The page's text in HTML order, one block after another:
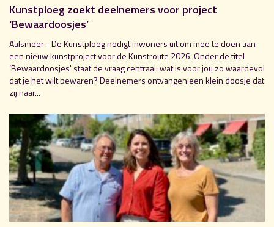
Kunstploeg zoekt deelnemers voor project
‘Bewaardoosjes’
Aalsmeer - De Kunstploeg nodigt inwoners uit om mee te doen aan
een nieuw kunstproject voor de Kunstroute 2026. Onder de titel
‘Bewaardoosjes' staat de vraag centraal: wat is voor jou zo waardevol
dat je het wilt bewaren? Deelnemers ontvangen een klein doosje dat
zij naar...